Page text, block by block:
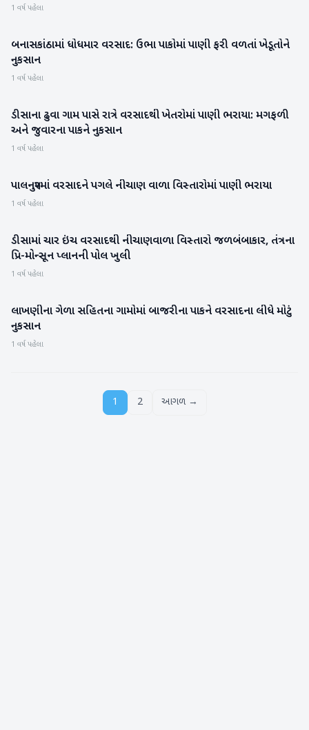
1 વર્ષ પહેલા
બનાસકાંઠા
બનાસકાંઠામાં ધોધમાર વરસાદ: ઉભા પાકોમાં પાણી ફરી વળતાં ખેડૂતોને
નુકસાન
1 વર્ષ પહેલા
બનાસકાંઠા
ડીસાના ઢુવા ગામ પાસે રાત્રે વરસાદથી ખેતરોમાં પાણી ભરાયા: મગફળી
અને જુવારના પાકને નુકસાન
1 વર્ષ પહેલા
બનાસકાંઠા
પાલનપુરમાં વરસાદને પગલે નીચાણ વાળા વિસ્તારોમાં પાણી ભરાયા
1 વર્ષ પહેલા
બનાસકાંઠા
ડીસામાં ચાર ઇંચ વરસાદથી નીચાણવાળા વિસ્તારો જળબંબાકાર, તંત્રના
પ્રિ-મોન્સૂન પ્લાનની પોલ ખુલી
1 વર્ષ પહેલા
બનાસકાંઠા
લાખણીના ગેળા સહિતના ગામોમાં બાજરીના પાકને વરસાદના લીધે મોટું
નુકસાન
1 વર્ષ પહેલા
1 2 આગળ →